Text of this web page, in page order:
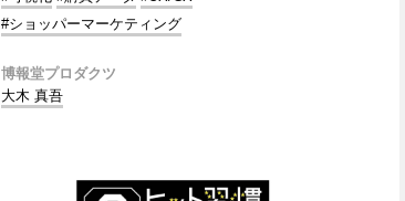
#ショッパーマーケティング
博報堂プロダクツ
大木 真吾